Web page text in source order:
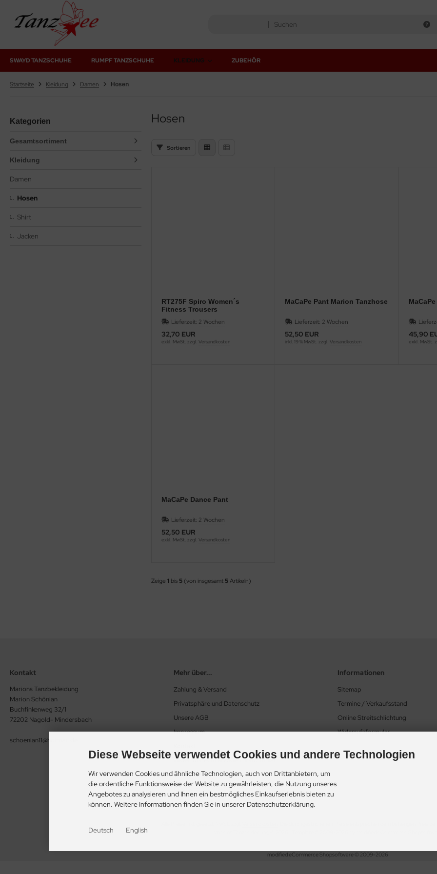
SWAYD TANZSCHUHE RUMPF TANZSCHUHE KLEIDUNG ZUBEHÖR
Startseite Kleidung Damen Hosen
Kategorien
Gesamtsortiment
Kleidung
Damen
Hosen
Shirt
Jacken
Hosen
Sortieren
RT275F Spiro Women´s
Fitness Trousers
Lieferzeit: 2 Wochen
32,70 EUR
exkl. MwSt. zzgl. Versandkosten
MaCaPe Pant Marion Tanzhose
Lieferzeit: 2 Wochen
52,50 EUR
inkl. 19 % MwSt. zzgl.Versandkosten
45,90
exkl. MwSt.
MaCaPe Dance Pant
Lieferzeit: 2 Wochen
52,50 EUR
exkl. MwSt. zzgl. Versandkosten
Zeige 1 bis 5 (von insgesamt 5Artikeln)
Kontakt
Marions Tanzbekleidung
Marion Schönian
Buchfinkenweg 32/1
72202 Nagold- Mindersbach
schoenian11@hotmail.de
Mehr über...
Zahlung & Versand
Privatsphäre und Datenschutz
Unsere AGB
Impressum
Widerrufsrecht & Widerrufsformular
Lieferzeit
Cookie Einstellungen
Informationen
Sitemap
Termine / Verkaufsstand
Online Streitschlichtung
Widerrufsformular
mod ified eCommerce Shopsoftware © 2009-2026
Diese Webseite verwendet Cookies und andere Technologien
Wir verwenden Cookies und ähnliche Technologien, auch von Drittanbietern, um
die ordentliche Funktionsweise der Website zu gewährleisten, die Nutzung unseres
Angebotes zu analysieren und Ihnen ein bestmögliches Einkaufserlebnis bieten zu
können. Weitere Informationen finden Sie in unserer Datenschutzerklärung.
Deutsch English